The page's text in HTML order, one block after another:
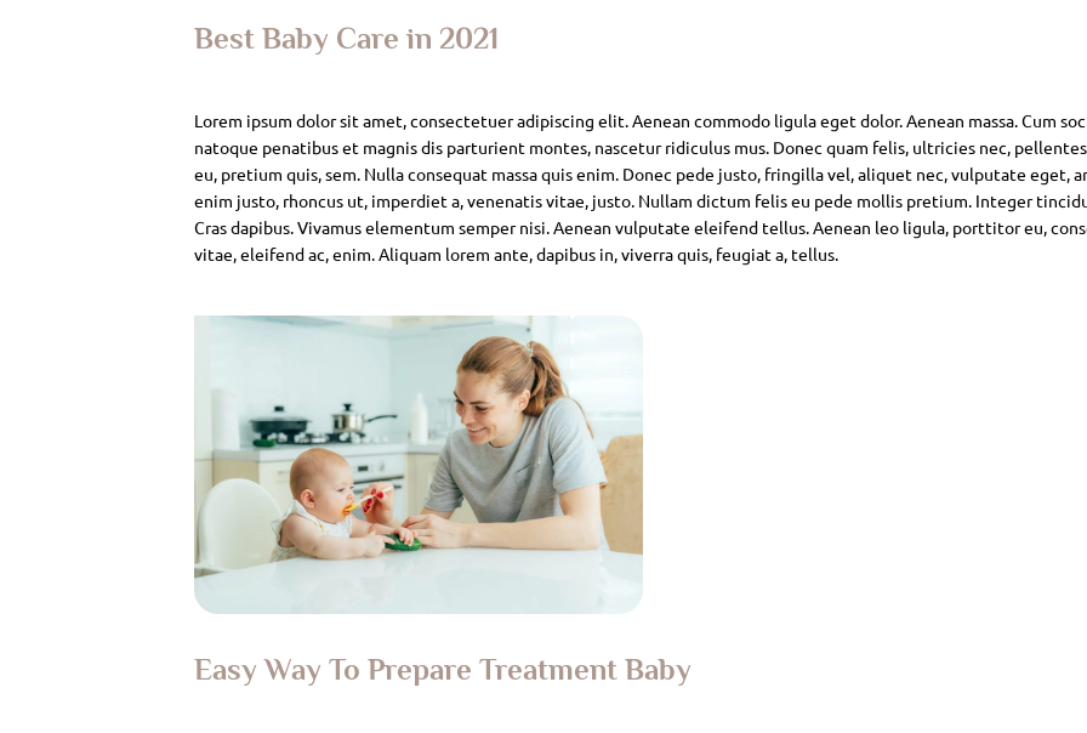
Best Baby Care in 2021
Lorem ipsum dolor sit amet, consectetuer adipiscing elit. Aenean commodo ligula eget dolor. Aenean massa. Cum
natoque penatibus et magnis dis parturient montes, nascetur ridiculus mus. Donec quam felis, ultricies nec,
eu, pretium quis, sem. Nulla consequat massa quis enim. Donec pede justo, fringilla vel, aliquet nec, vulputate eget,
enim justo, rhoncus ut, imperdiet a, venenatis vitae, justo. Nullam dictum felis eu pede mollis pretium. Integer
Cras dapibus. Vivamus elementum semper nisi. Aenean vulputate eleifend tellus. Aenean leo ligula, porttitor eu,
vitae, eleifend ac, enim. Aliquam lorem ante, dapibus in, viverra quis, feugiat a, tellus.
Easy Way To Prepare Treatment Baby